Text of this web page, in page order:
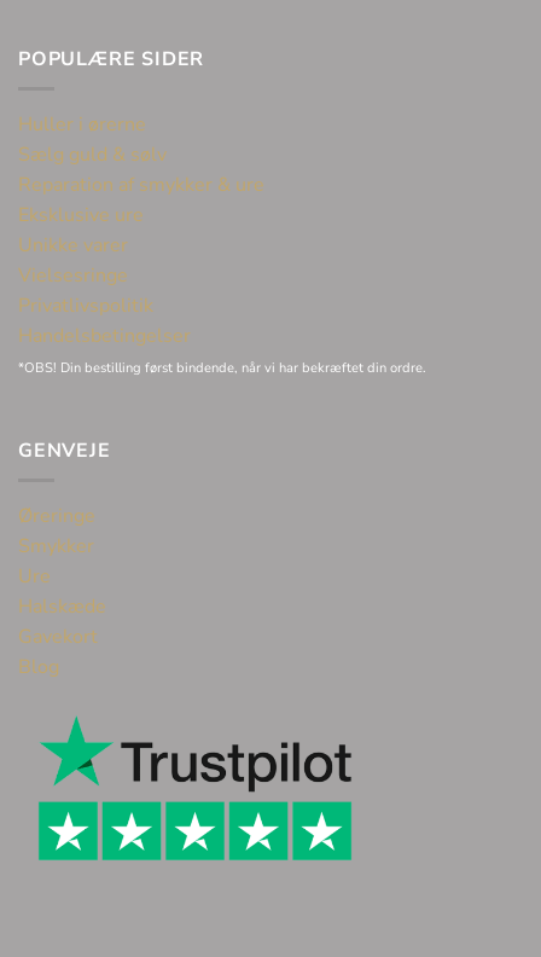
POPULÆRE SIDER
Huller i ørerne
Sælg guld & sølv
Reparation af smykker & ure
Eksklusive ure
Unikke varer
Vielsesringe
Privatlivspolitik
Handelsbetingelser
*OBS! Din bestilling først bindende, når vi har bekræftet din ordre.
GENVEJE
Øreringe
Smykker
Ure
Halskæde
Gavekort
Blog